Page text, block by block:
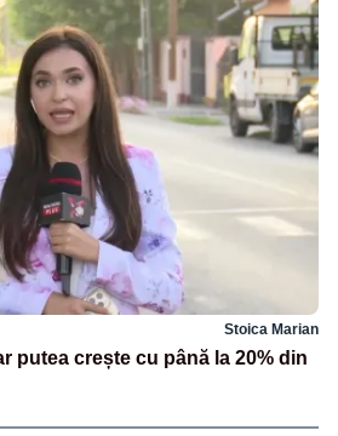
Stoica Marian
putea crește cu până la 20% din